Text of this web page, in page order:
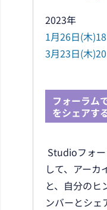
2023年
1月26日(木
3月23日(木
フォーラム
をシェアす
Studioフォ
して、アーカ
と、自分の
ンバーとシェ